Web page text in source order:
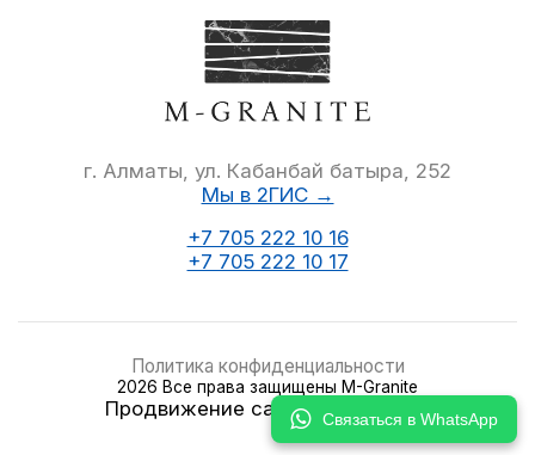
Связаться в WhatsApp
г. Алматы, ул. Кабанбай батыра, 252
Мы в 2ГИС →
+7 705 222 10 16
+7 705 222 10 17
2026 Все права защищены M-Granite
Политика конфиденциальности
Продвижение сайта SEOEXPERT